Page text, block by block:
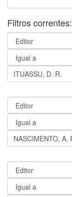
Filtros correntes: